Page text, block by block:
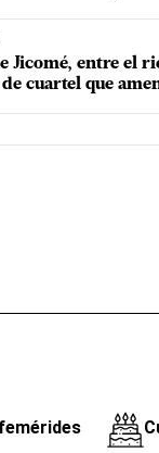
Jicomé, entre el
cuartel que